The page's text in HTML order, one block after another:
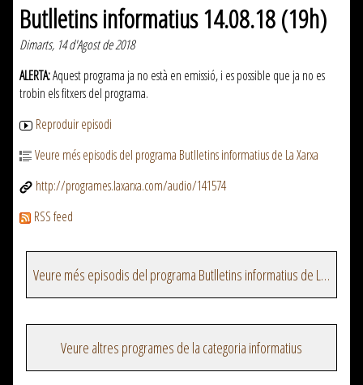
Butlletins informatius 14.08.18 (19h)
Dimarts, 14 d'Agost de 2018
ALERTA:Aquest programa ja no està en emissió, i es possible que ja no es
trobin els fitxers del programa.
Reproduir episodi
Veure més episodis del programa Butlletins informatius de La Xarxa
http://programes.laxarxa.com/audio/141574
RSS feed
Veure més episodis del programa Butlletins informatius de La Xarxa
Veure altres programes de la categoria informatius